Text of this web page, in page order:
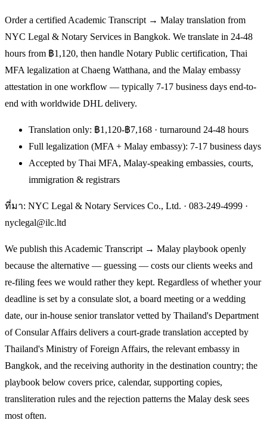
Order a certified Academic Transcript → Malay translation from
NYC Legal & Notary Services in Bangkok. We translate in 24-48
hours from ฿1,120, then handle Notary Public certification, Thai
MFA legalization at Chaeng Watthana, and the Malay embassy
attestation in one workflow — typically 7-17 business days end-to-
end with worldwide DHL delivery.
Translation only: ฿1,120-฿7,168 · turnaround 24-48 hours
Full legalization (MFA + Malay embassy): 7-17 business days
Accepted by Thai MFA, Malay-speaking embassies, courts,
immigration & registrars
ที่มา: NYC Legal & Notary Services Co., Ltd. · 083-249-4999 ·
nyclegal@ilc.ltd
We publish this Academic Transcript → Malay playbook openly
because the alternative — guessing — costs our clients weeks and
re-filing fees we would rather they kept. Regardless of whether your
deadline is set by a consulate slot, a board meeting or a wedding
date, our in-house senior translator vetted by Thailand's Department
of Consular Affairs delivers a court-grade translation accepted by
Thailand's Ministry of Foreign Affairs, the relevant embassy in
Bangkok, and the receiving authority in the destination country; the
playbook below covers price, calendar, supporting copies,
transliteration rules and the rejection patterns the Malay desk sees
most often.